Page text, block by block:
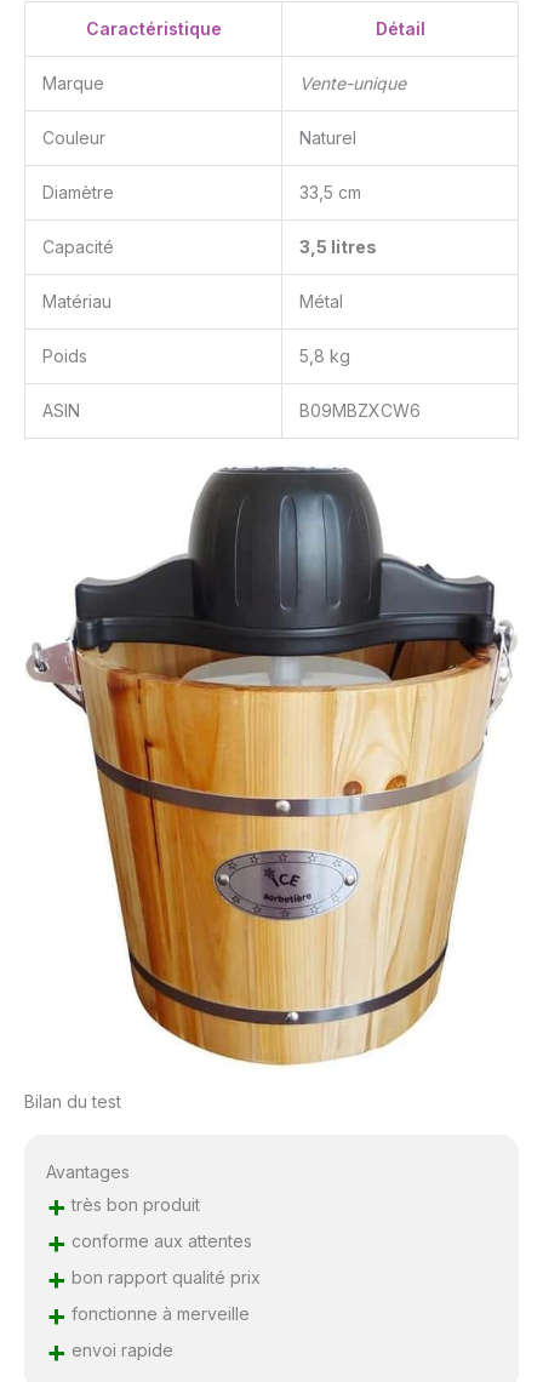
Caractéristique Détail
Marque Vente-unique
Couleur Naturel
Diamètre 33,5 cm
Capacité 3,5 litres
Matériau Métal
Poids 5,8 kg
ASIN B09MBZXCW6
Bilan du test
Avantages
+ très bon produit
+ conforme aux attentes
+ bon rapport qualité prix
+ fonctionne à merveille
+ envoi rapide